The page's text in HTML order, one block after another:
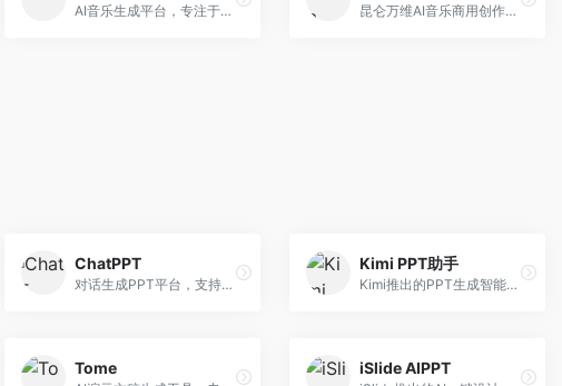
AI音乐生成平台，专注于免版税音乐创作。面向视频创作者和内容制作者，提供背景音乐生成、音乐定制等服务，音乐版权清晰，适合视频配乐场景。 昆仑万维AI音乐商用创作平台，专注于商业音乐授权。面向企业和商业用户，提供版权音乐生成、商用授权等服务，音乐版权清晰，商业应用安全。
ChatPPT
对话生成PPT平台，支持自然语言交互创作。面向职场人士和教育工作者，通过对话方式完成PPT制作，交互体验友好，创作过程直观。
Kimi PPT助手
Kimi推出的PPT生成智能体，整合长文本处理能力。面向职场人士和学生，支持文档解析、PPT生成、内容优化等服务，与Kimi生态深度整合。
Tome iSlide AIPPT